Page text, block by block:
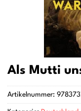
Als Mutti
Artikelnummer: